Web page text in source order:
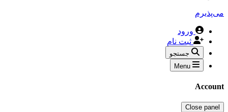
می‌پذیرم
ورود
ثبت نام
جستجو
Menu
Account
Close panel